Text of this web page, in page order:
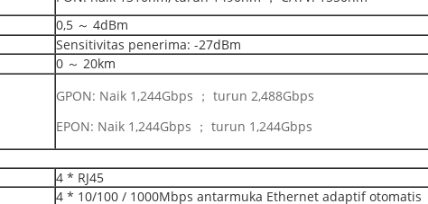
0,5 ～ 4dBm
Sensitivitas penerima: -27dBm
0 ～ 20km
GPON: Naik 1,244Gbps ； turun 2,488Gbps
EPON: Naik 1,244Gbps ； turun 1,244Gbps
4 * RJ45
4 * 10/100 / 1000Mbps antarmuka Ethernet adaptif otomatis